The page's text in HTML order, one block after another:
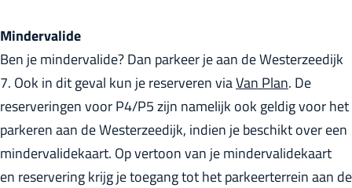
Mindervalide
Ben je mindervalide? Dan parkeer je aan de Westerzeedijk
7. Ook in dit geval kun je reserveren viaVan Plan. De
reserveringen voor P4/P5 zijn namelijk ook geldig voor het
parkeren aan de Westerzeedijk, indien je beschikt over een
mindervalidekaart. Op vertoon van je mindervalidekaart
en reservering krijg je toegang tot het parkeerterrein aan de